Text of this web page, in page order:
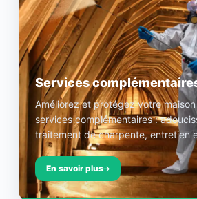
Services
Améliorez et protégez votre
services complémentaires :
traitement de charpente, entretien
En savoir plus